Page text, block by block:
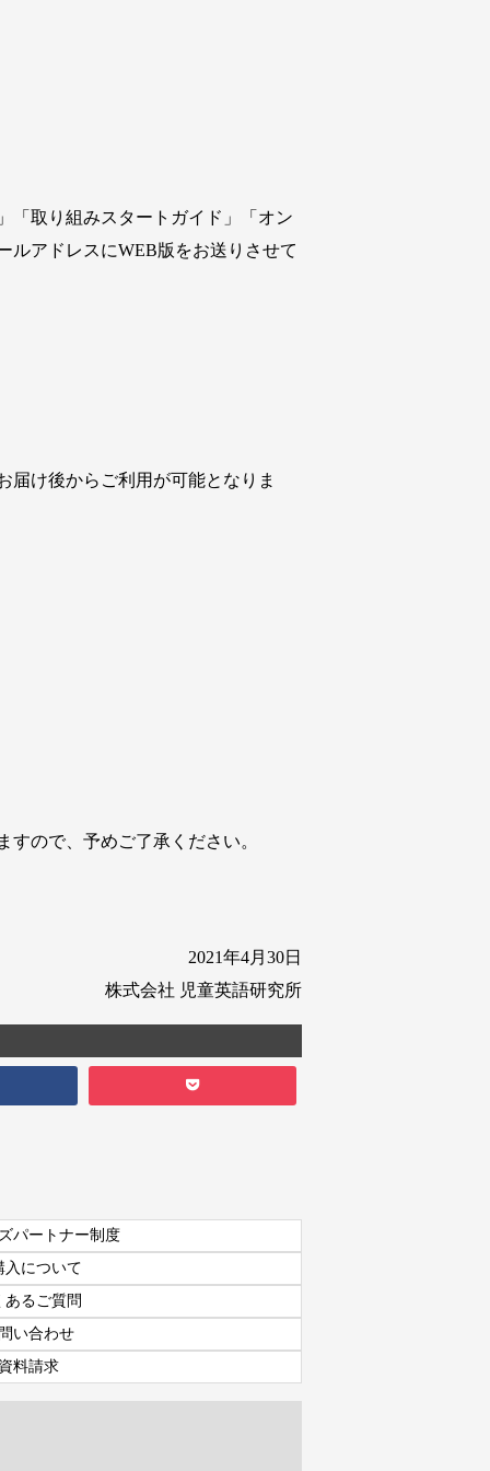
「取り組みスタートガイド」「オン
ルアドレスにWEB版をお送りさせて
届け後からご利用が可能となりま
ので、予めご了承ください。
2021年4月30日
株式会社 児童英語研究所
パートナー制度
入について
あるご質問
い合わせ
資料請求